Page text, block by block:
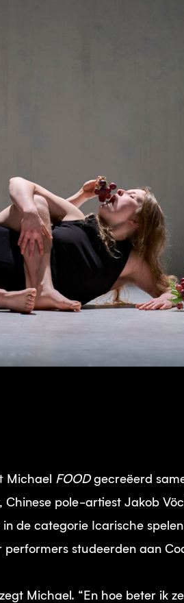
Michael FOODgecreëerd
pole-artiest Jakob
de categorie Icarische
studeerden aan
Michael. “En hoe beter ik